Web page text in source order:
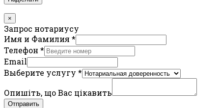
×
Запрос нотариусу
Имя и Фамилия *
Телефон *
Email
Выберите услугу *
Опишіть, що Вас цікавить
Отправить